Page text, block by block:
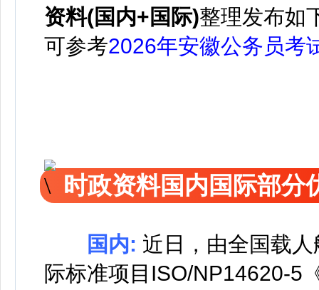
资料(国内+国际)整理发布如
可参考2026年安徽公务员考
时政资料国内国际部分
国内: 近日，由全国载
际标准项目ISO/NP14620-5